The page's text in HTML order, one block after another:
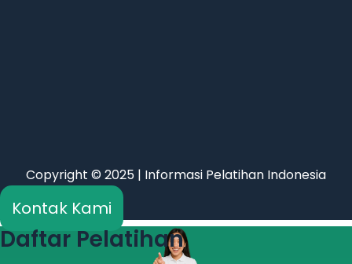
Copyright © 2025 | Informasi Pelatihan Indonesia
Kontak Kami
Daftar Pelatihan